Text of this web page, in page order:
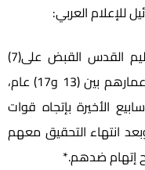
العربي:
*القت الوحدة المركزية في لواء أورشليم القدس القبض على(7)
مشتبهين من سكان العيسوية (تتراوح أعمارهم بين (13 و17) عام،
الأخيرة بإتجاه قوات
انتهاء التحقيق معهم
إتهام ضدهم.*